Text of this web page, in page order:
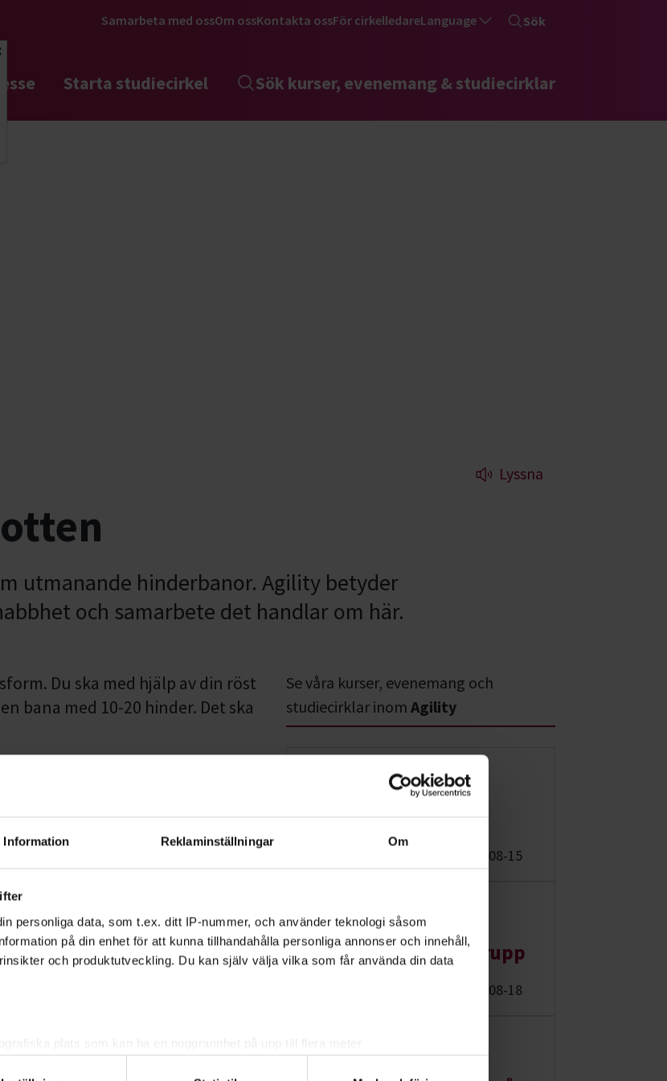
Information Reklaminställningar Om
personliga data, som t.ex. ditt IP-nummer, och använder teknologi såsom
på din enhet för att kunna tillhandahålla personliga annonser och innehåll,
och produktutveckling. Du kan själv välja vilka som får använda din data
plats som kan ha en noggrannhet på upp till flera meter
Samarbeta med ossOm ossKontakta ossFör cirkelledareLanguage Sök
Starta studiecirkel Sök kurser, evenemang & studiecirklar
Lyssna
utmanande hinderbanor. Agility betyder
och samarbete det handlar om här.
Du ska med hjälp av din röst
bana med 10-20 hinder. Det ska
oavsett ålder. Alla hundar
i fem olika
och x-large.
med Sveriges största
.
Se våra kurser, evenemang och
studiecirklar inom Agility
Studiecirkel/kurs:
Agilityläger
2026-08-15
Agilitygrupp/coachgrupp
2026-08-18